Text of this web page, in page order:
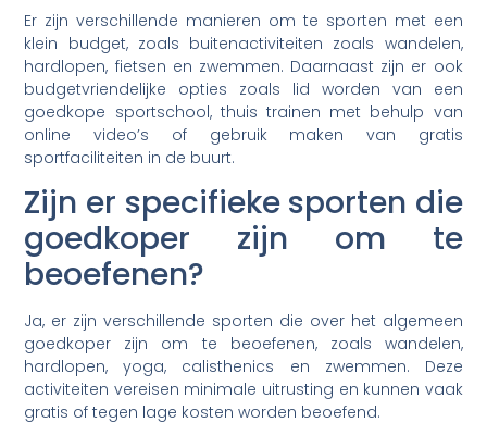
Er zijn verschillende manieren om te sporten met een
klein budget, zoals buitenactiviteiten zoals wandelen,
hardlopen, fietsen en zwemmen. Daarnaast zijn er ook
budgetvriendelijke opties zoals lid worden van een
goedkope sportschool, thuis trainen met behulp van
online video’s of gebruik maken van gratis
sportfaciliteiten in de buurt.
Zijn er specifieke sporten die
goedkoper zijn om te
beoefenen?
Ja, er zijn verschillende sporten die over het algemeen
goedkoper zijn om te beoefenen, zoals wandelen,
hardlopen, yoga, calisthenics en zwemmen. Deze
activiteiten vereisen minimale uitrusting en kunnen vaak
gratis of tegen lage kosten worden beoefend.